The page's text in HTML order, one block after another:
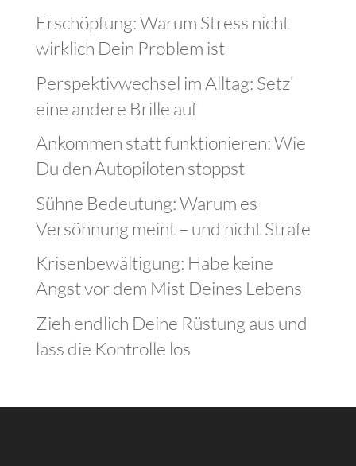
Erschöpfung: Warum Stress nicht
wirklich Dein Problem ist
Perspektivwechsel im Alltag: Setz‘
eine andere Brille auf
Ankommen statt funktionieren: Wie
Du den Autopiloten stoppst
Sühne Bedeutung: Warum es
Versöhnung meint – und nicht Strafe
Krisenbewältigung: Habe keine
Angst vor dem Mist Deines Lebens
Zieh endlich Deine Rüstung aus und
lass die Kontrolle los